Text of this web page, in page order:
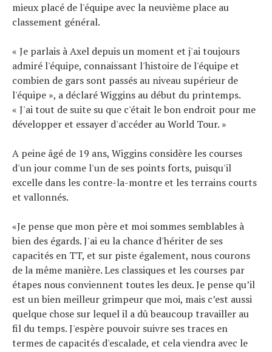
mieux placé de l'équipe avec la neuvième place au
classement général.
« Je parlais à Axel depuis un moment et j'ai toujours
admiré l'équipe, connaissant l'histoire de l'équipe et
combien de gars sont passés au niveau supérieur de
l'équipe », a déclaré Wiggins au début du printemps.
« J'ai tout de suite su que c'était le bon endroit pour me
développer et essayer d'accéder au World Tour. »
A peine âgé de 19 ans, Wiggins considère les courses
d'un jour comme l'un de ses points forts, puisqu'il
excelle dans les contre-la-montre et les terrains courts
et vallonnés.
«Je pense que mon père et moi sommes semblables à
bien des égards. J'ai eu la chance d'hériter de ses
capacités en TT, et sur piste également, nous courons
de la même manière. Les classiques et les courses par
étapes nous conviennent toutes les deux. Je pense qu’il
est un bien meilleur grimpeur que moi, mais c’est aussi
quelque chose sur lequel il a dû beaucoup travailler au
fil du temps. J'espère pouvoir suivre ses traces en
termes de capacités d'escalade, et cela viendra avec le